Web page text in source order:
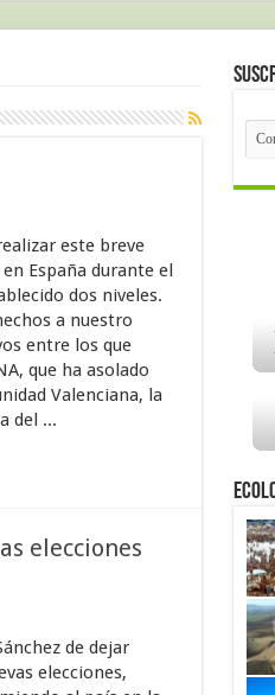
este breve
España durante el
dos niveles.
a nuestro
entre los que
que ha asolado
Valenciana, la
del ...
elecciones
de dejar
elecciones,